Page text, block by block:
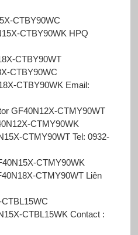
CTBY90WC
CTBY90WK HPQ
CTBY90WT
CTBY90WC
CTBY90WK Email:
GF40N12X-CTMY90WT
CTMY90WK
CTMY90WT Tel: 0932-
CTMY90WK
CTMY90WT Liên
CTBL15WK Contact :